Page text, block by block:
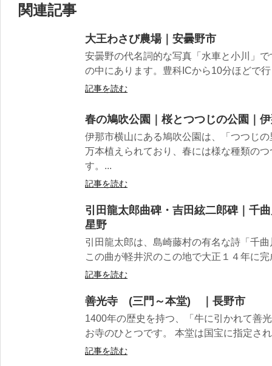
関連記事
大王わさび農場｜安曇野市
安曇野の代名詞的な写真「水車と小川」
の中にあります。豊科ICから10分ほどで
記事を読む
春の鳩吹公園｜桜とつつじの公園｜
伊那市横山にある鳩吹公園は、「つつじ
万本植えられており、春には様な種類の
す。...
記事を読む
引田龍太郎曲碑・吉田絃二郎碑｜千
星野
引田龍太郎は、島崎藤村の有名な詩「千
この曲が軽井沢のこの地で大正１４年に
記事を読む
善光寺 (三門～本堂) ｜長野市
1400年の歴史を持つ、「牛に引かれて善
お寺のひとつです。 本堂は国宝に指定さ
記事を読む